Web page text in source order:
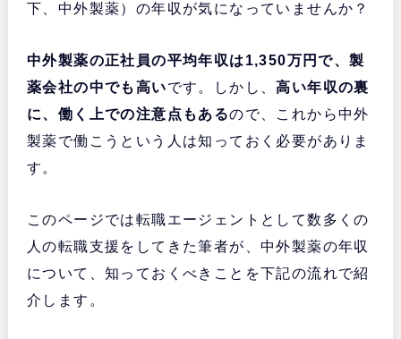
下、中外製薬）の年収が気になっていませんか？
中外製薬の正社員の平均年収は1,350万円で、製
薬会社の中でも高いです。しかし、高い年収の裏
に、働く上での注意点もあるので、これから中外
製薬で働こうという人は知っておく必要がありま
す。
このページでは転職エージェントとして数多くの
人の転職支援をしてきた筆者が、中外製薬の年収
について、知っておくべきことを下記の流れで紹
介します。